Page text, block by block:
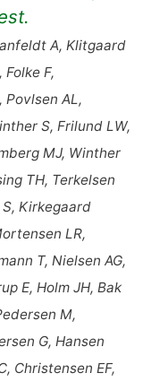
A, Klitgaard
Folke F,
Povlsen AL,
S, Frilund LW,
MJ, Winther
TH, Terkelsen
Kirkegaard
LR,
T, Nielsen AG,
E, Holm JH, Bak
M,
G, Hansen
Christensen EF,